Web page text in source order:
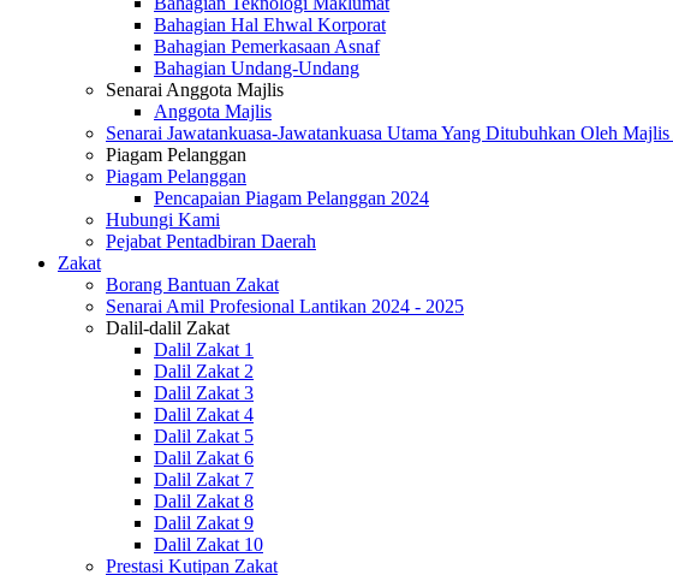
Bahagian Hal Ehwal Korporat
Bahagian Pemerkasaan Asnaf
Bahagian Undang-Undang
Senarai Anggota Majlis
Anggota Majlis
Senarai Jawatankuasa-Jawatankuasa Utama Yang Ditubuhkan Oleh
Piagam Pelanggan
Piagam Pelanggan
Pencapaian Piagam Pelanggan 2024
Hubungi Kami
Pejabat Pentadbiran Daerah
Zakat
Borang Bantuan Zakat
Senarai Amil Profesional Lantikan 2024 - 2025
Dalil-dalil Zakat
Dalil Zakat 1
Dalil Zakat 2
Dalil Zakat 3
Dalil Zakat 4
Dalil Zakat 5
Dalil Zakat 6
Dalil Zakat 7
Dalil Zakat 8
Dalil Zakat 9
Dalil Zakat 10
Prestasi Kutipan Zakat